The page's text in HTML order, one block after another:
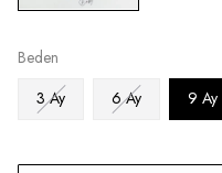
Beden
3 Ay
6 Ay 9 Ay